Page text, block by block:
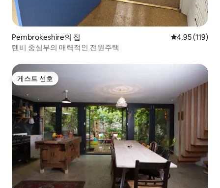
Pembrokeshire의 집 평점 4.95점(5
4.95 (119)
텐비 중심부의 매력적인 전원주택
게스트 선호
게스트 선호